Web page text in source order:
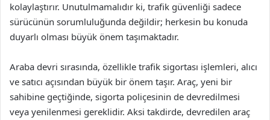
kolaylaştırır. Unutulmamalıdır ki, trafik güvenliği sadece
sürücünün sorumluluğunda değildir; herkesin bu konuda
duyarlı olması büyük önem taşımaktadır.
Araba devri sırasında, özellikle trafik sigortası işlemleri, alıcı
ve satıcı açısından büyük bir önem taşır. Araç, yeni bir
sahibine geçtiğinde, sigorta poliçesinin de devredilmesi
veya yenilenmesi gereklidir. Aksi takdirde, devredilen araç